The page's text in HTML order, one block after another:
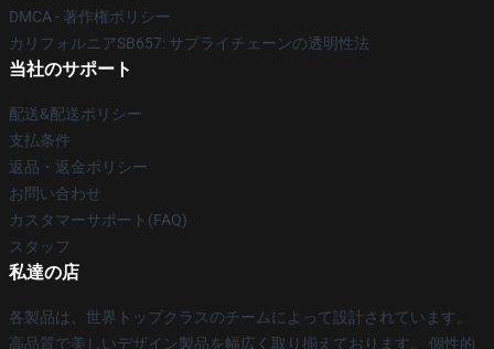
DMCA - 著作権ポリシー
カリフォルニアSB657: サプライチェーンの透明性法
当社のサポート
配送&配送ポリシー
支払条件
返品・返金ポリシー
お問い合わせ
カスタマーサポート(FAQ)
スタッフ
私達の店
各製品は、世界トップクラスのチームによって設計されています。
高品質で美しいデザイン製品を幅広く取り揃えております。 個性的